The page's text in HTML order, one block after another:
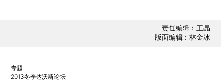
责任编辑：王晶
版面编辑：林金冰
专题
2013冬季达沃斯论坛